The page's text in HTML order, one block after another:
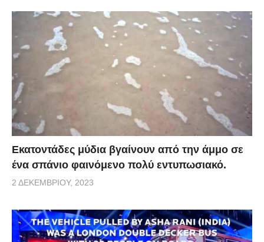
Εκατοντάδες μύδια βγαίνουν από την άμμο σε
ένα σπάνιο φαινόμενο πολύ εντυπωσιακό.
2 ΔΕΚΕΜΒΡΊΟΥ, 2023